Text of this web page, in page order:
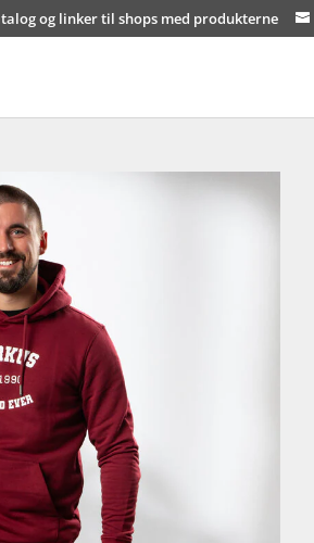
og linker til shops med produkterne